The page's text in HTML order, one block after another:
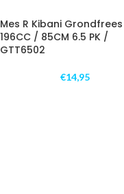
Mes R Kibani Grondfrees
196CC / 85CM 6.5 PK /
GTT6502
€14,95